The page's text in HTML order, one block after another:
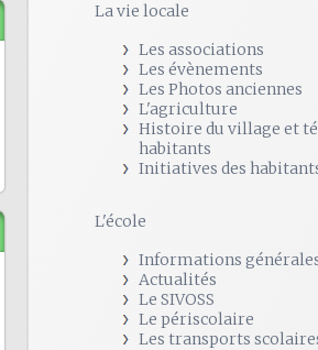
La vie locale
Les associations
Les évènements
Les Photos anciennes
L'agriculture
Histoire du village et
habitants
Initiatives des
L'école
Informations
Actualités
Le SIVOSS
Le périscolaire
Les transports